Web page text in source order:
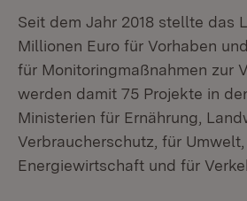
Seit dem Jahr 2018 stellte das
Millionen Euro für Vorhaben
für Monitoringmaßnahmen zur
werden damit 75 Projekte in
Ministerien für Ernährung,
Verbraucherschutz, für
Energiewirtschaft und für